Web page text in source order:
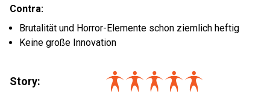
Contra:
Brutalität und Horror-Elemente schon ziemlich heftig
Keine große Innovation
Story: